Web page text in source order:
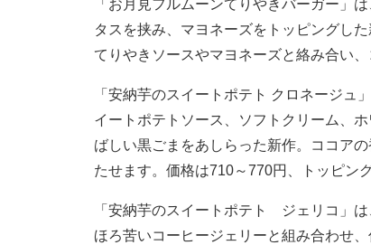
「お月見フルムーンてりやきバーガー」
タスを挟み、マヨネーズをトッピングし
てりやきソースやマヨネーズと絡み合い
「安納芋のスイートポテト クロネージュ
イートポテトソース、ソフトクリーム、
ばしい黒ごまをあしらった新作。ココア
たせます。価格は710～770円、トッピン
「安納芋のスイートポテト ジェリコ」
ほろ苦いコーヒージェリーと組み合わせ